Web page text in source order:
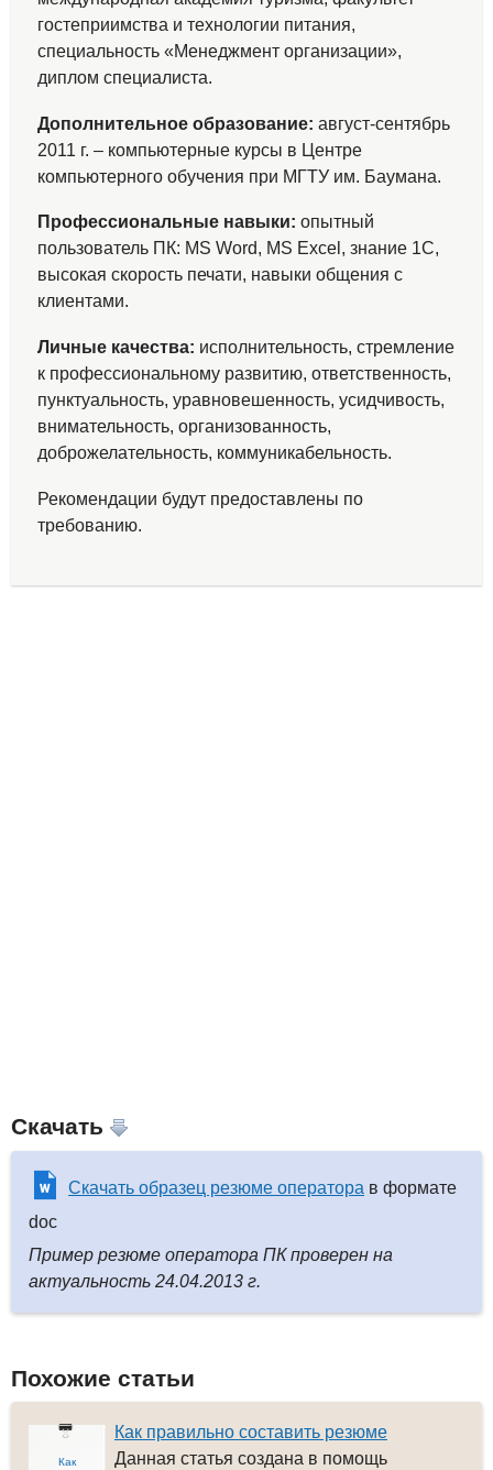
гостеприимства и технологии питания,
специальность «Менеджмент организации»,
диплом специалиста.
Дополнительное образование: август-сентябрь
2011 г. – компьютерные курсы в Центре
компьютерного обучения при МГТУ им. Баумана.
Профессиональные навыки: опытный
пользователь ПК: MS Word, MS Excel, знание 1С,
высокая скорость печати, навыки общения с
клиентами.
Личные качества: исполнительность, стремление
к профессиональному развитию, ответственность,
пунктуальность, уравновешенность, усидчивость,
внимательность, организованность,
доброжелательность, коммуникабельность.
Рекомендации будут предоставлены по
требованию.
Скачать
Скачать образец резюме оператора в формате
doc
Пример резюме оператора ПК проверен на
актуальность 24.04.2013 г.
Похожие статьи
Как
Как правильно составить резюме
Данная статья создана в помощь